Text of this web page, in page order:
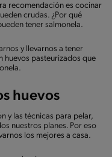
recomendación es cocinar
crudas. ¿Por qué
tener salmonela.
y llevarnos a tener
huevos pasteurizados que
huevos
y las técnicas para pelar,
nuestros planes. Por eso
los mejores a casa.